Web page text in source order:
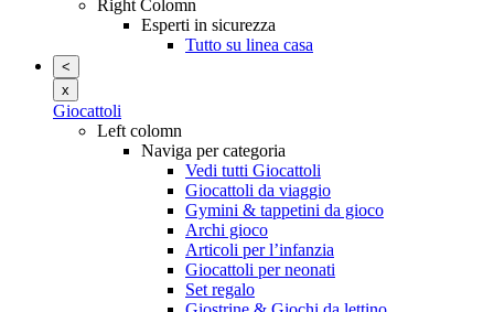
Right Colomn
Esperti in sicurezza
Tutto su linea casa
<
x
Giocattoli
Left colomn
Naviga per categoria
Vedi tutti Giocattoli
Giocattoli da viaggio
Gymini & tappetini da gioco
Archi gioco
Articoli per l’infanzia
Giocattoli per neonati
Set regalo